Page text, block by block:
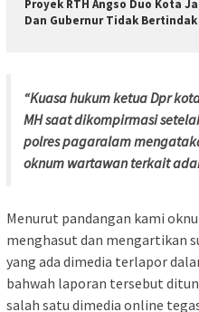
Proyek RTH Angso Duo Kota
Dan Gubernur Tidak Bertindak
“Kuasa hukum ketua Dpr
MH saat dikompirmasi
polres pagaralam
oknum wartawan terkait
Menurut pandangan kami
menghasut dan mengartikan
yang ada dimedia terlapor
bahwah laporan tersebut
salah satu dimedia online